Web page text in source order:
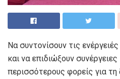
Να συντονίσουν τις
και να επιδιώξουν
περισσότερους φορείς για